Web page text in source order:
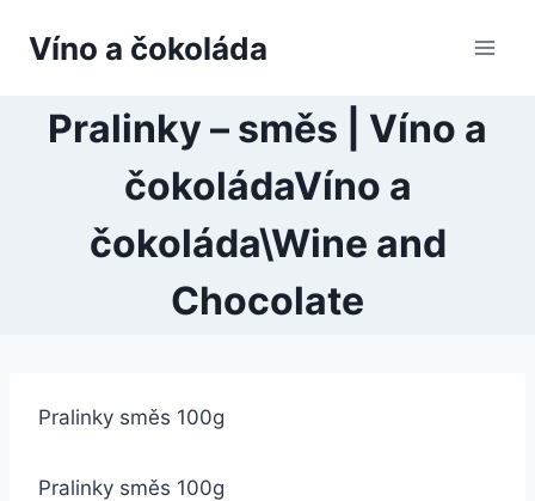
Víno a čokoláda
Pralinky – směs | Víno a
čokoládaVíno a
čokoláda\Wine and
Chocolate
Pralinky směs 100g
Pralinky směs 100g